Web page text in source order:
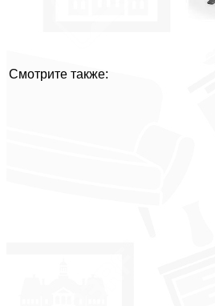
Смотрите также: